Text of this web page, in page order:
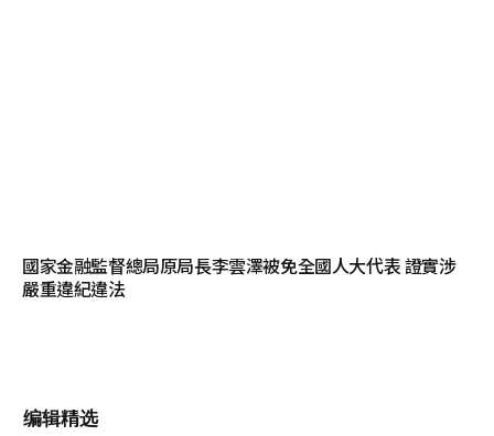
國家金融監督總局原局長李雲澤被免全國人大代表 證實涉
嚴重違紀違法
编辑精选